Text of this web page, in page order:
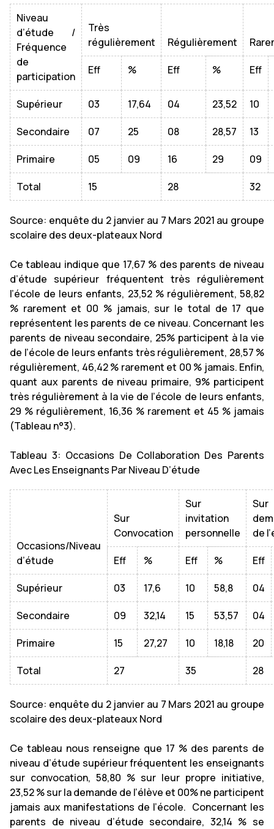
Niveau
d’étude /
Fréquence
de
participation
Très
régulièrement
Régulièrement
Eff % Eff % Eff
Supérieur 03 17,64 04 23,52 10
Secondaire 07 25 08 28,57 13
Primaire 05 09 16 29 09
Total 15 28 32
Source: enquête du 2 janvier au 7 Mars 2021 au groupe
scolaire des deux-plateaux Nord
Ce tableau indique que 17,67 % des parents de niveau
d’étude supérieur fréquentent très régulièrement
l’école de leurs enfants, 23,52 % régulièrement, 58,82
% rarement et 00 % jamais, sur le total de 17 que
représentent les parents de ce niveau. Concernant les
parents de niveau secondaire, 25% participent à la vie
de l’école de leurs enfants très régulièrement, 28,57 %
régulièrement, 46,42 % rarement et 00 % jamais. Enfin,
quant aux parents de niveau primaire, 9% participent
très régulièrement à la vie de l’école de leurs enfants,
29 % régulièrement, 16,36 % rarement et 45 % jamais
(Tableau n°3).
Tableau 3: Occasions De Collaboration Des Parents
Avec Les Enseignants Par Niveau D’étude
Occasions/Niveau
d’étude
Sur
Convocation
Sur
invitation
personnelle
Sur
de
Eff % Eff % Eff
Supérieur 03 17,6 10 58,8 04
Secondaire 09 32,14 15 53,57 04
Primaire 15 27,27 10 18,18 20
Total 27 35 28
Source: enquête du 2 janvier au 7 Mars 2021 au groupe
scolaire des deux-plateaux Nord
Ce tableau nous renseigne que 17 % des parents de
niveau d’étude supérieur fréquentent les enseignants
sur convocation, 58,80 % sur leur propre initiative,
23,52 % sur la demande de l’élève et 00% ne participent
jamais aux manifestations de l’école. Concernant les
parents de niveau d’étude secondaire, 32,14 % se